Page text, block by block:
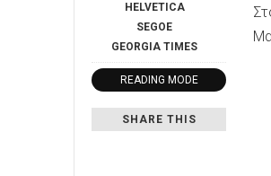
HELVETICA
SEGOE
GEORGIA TIMES
READING MODE
SHARE THIS